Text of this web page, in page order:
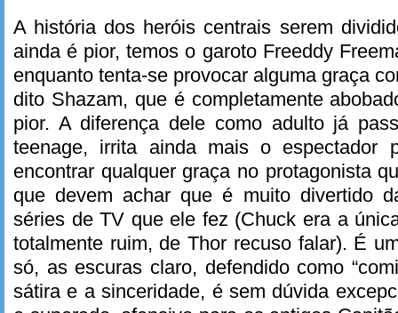
A história dos heróis centrais serem
ainda é pior, temos o garoto Freeddy
enquanto tenta-se provocar alguma graça
dito Shazam, que é completamente
pior. A diferença dele como adulto já
teenage, irrita ainda mais o espectador
encontrar qualquer graça no protagonista
que devem achar que é muito divertido
séries de TV que ele fez (Chuck era a
totalmente ruim, de Thor recuso falar). É
só, as escuras claro, defendido como
sátira e a sinceridade, é sem dúvida